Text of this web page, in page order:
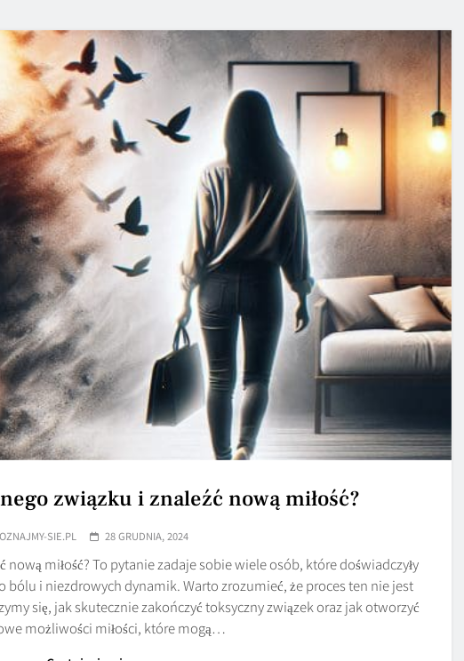
związku i znaleźć nową miłość?
SIE.PL 28 GRUDNIA, 2024
miłość? To pytanie zadaje sobie wiele osób, które doświadczyły
bólu i niezdrowych dynamik. Warto zrozumieć, że proces ten nie jest
się, jak skutecznie zakończyć toksyczny związek oraz jak otworzyć
możliwości miłości, które mogą…